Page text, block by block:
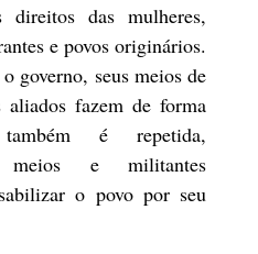
das mulheres,
e povos originários.
governo, seus meios de
aliados fazem de forma
é repetida,
meios e militantes
o povo por seu